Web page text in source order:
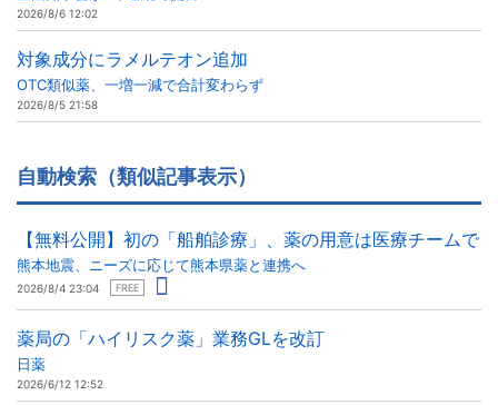
2026/8/6 12:02
対象成分にラメルテオン追加
OTC類似薬、一増一減で合計変わらず
2026/8/5 21:58
自動検索（類似記事表示）
【無料公開】初の「船舶診療」、薬の用意は医療チームで
熊本地震、ニーズに応じて熊本県薬と連携へ
2026/8/4 23:04 FREE
薬局の「ハイリスク薬」業務GLを改訂
日薬
2026/6/12 12:52